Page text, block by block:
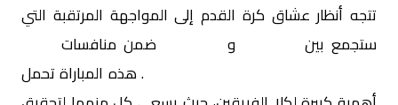
تتجه أنظار عشاق كرة القدم إلى المواجهة المرتقبة التي
ستجمع بين
و ضمن منافسات
. هذه المباراة تحمل